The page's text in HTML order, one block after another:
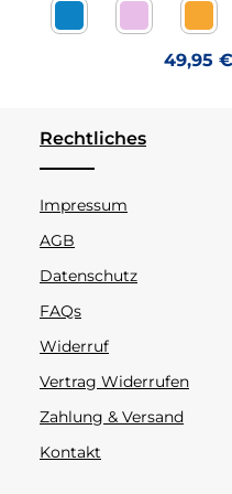
Crea aqua Futterlos
Crea
49,95 €
Rechtliches
Impressum
AGB
Datenschutz
FAQs
Widerruf
Vertrag Widerrufen
Zahlung & Versand
Kontakt